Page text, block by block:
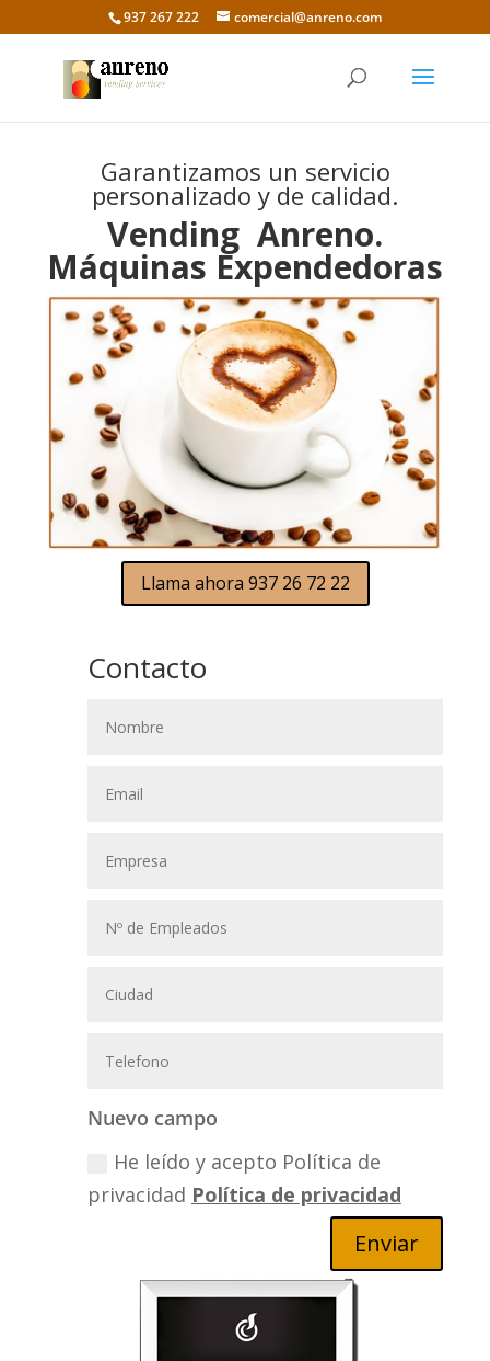
937 267 222 comercial@anreno.com
Garantizamos un servicio
personalizado y de calidad.
Vending Anreno.
Máquinas Expendedoras
Llama ahora 937 26 72 22
Contacto
Nuevo campo
He leído y acepto Política de
privacidad Política de privacidad
Enviar